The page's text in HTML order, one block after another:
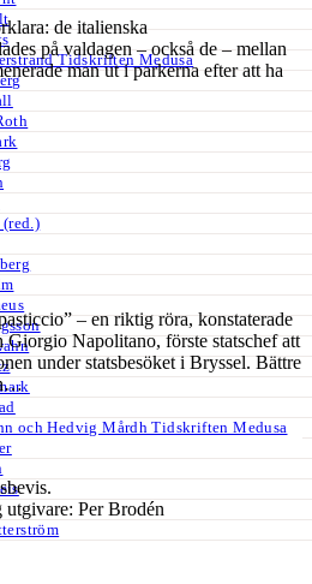
Tidskriften Medusa
och Hedvig Mårdh Tidskriften Medusa
de italienska
på valdagen – också de – mellan
man ut i parkerna efter att ha
– en riktig röra, konstaterade
Giorgio Napolitano, förste statschef att
under statsbesöket i Bryssel. Bättre
utgivare: Per Brodén